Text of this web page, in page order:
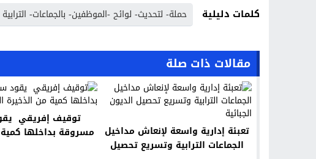
كلمات دليلية
حملة- لتحديث- لوائح -الموظفين- بالجماعات- الترابية
مقالات ذات صلة
تعبئة إدارية واسعة لإنعاش مداخيل
الجماعات الترابية وتسريع تحصيل
توقيف إفريقي
مسروقة بداخلها